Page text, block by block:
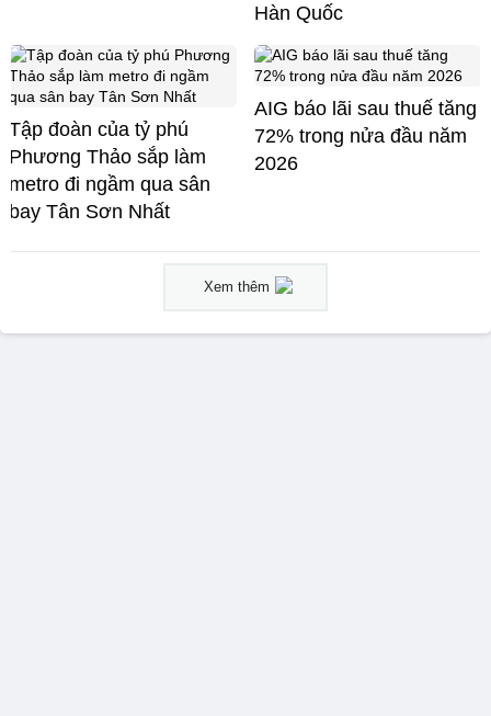
Hàn Quốc
Tập đoàn của tỷ phú
Phương Thảo sắp làm
metro đi ngầm qua sân
bay Tân Sơn Nhất
AIG báo lãi sau thuế tăng
72% trong nửa đầu năm
2026
Xem thêm